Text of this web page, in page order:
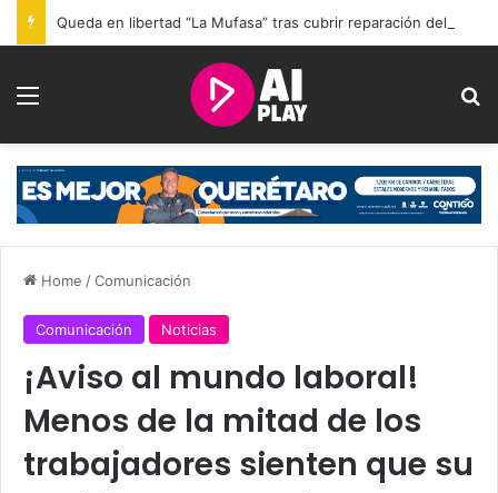
Menu
Home /Comunicación
Comunicación Noticias
¡Aviso al mundo laboral!
Menos de la mitad de los
trabajadores sienten que su